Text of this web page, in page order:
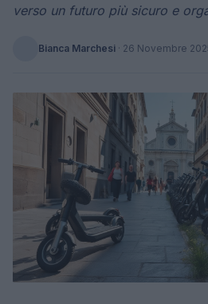
verso un futuro più sicuro e
Bianca Marchesi · 26 Novembre